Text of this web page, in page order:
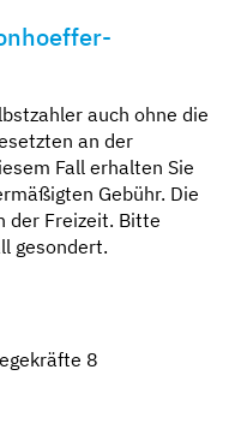
auch ohne die
an der
Fall erhalten Sie
Gebühr. Die
der Freizeit. Bitte
gesondert.
8